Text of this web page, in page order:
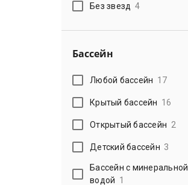
Без звезд 4
Бассейн
Любой бассейн 17
Крытый бассейн 16
Открытый бассейн 2
Детский бассейн 3
Бассейн с минеральной
водой 1